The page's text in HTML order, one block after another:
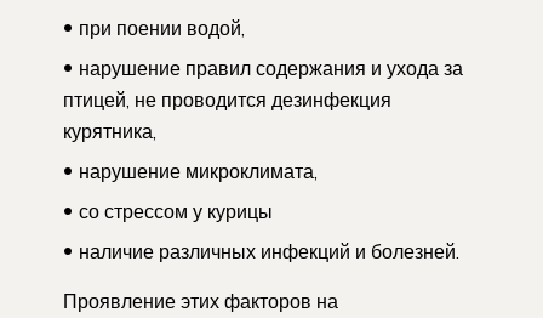
при поении водой,
нарушение правил содержания и ухода за
птицей, не проводится дезинфекция
курятника,
нарушение микроклимата,
со стрессом у курицы
наличие различных инфекций и болезней.
Проявление этих факторов на